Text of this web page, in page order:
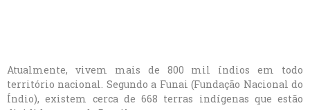
Atualmente, vivem mais de 800 mil índios em todo
território nacional. Segundo a Funai (Fundação Nacional do
Índio), existem cerca de 668 terras indígenas que estão